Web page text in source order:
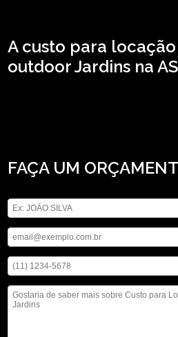
A custo para
outdoor Jardins na
FAÇA UM